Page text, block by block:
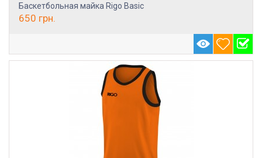
Баскетбольная майка Rigo Basic
650 грн.